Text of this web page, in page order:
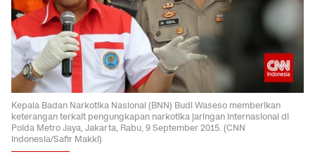
Kepala Badan Narkotika Nasional (BNN) Budi Waseso memberikan
keterangan terkait pengungkapan narkotika jaringan internasional di
Polda Metro Jaya, Jakarta, Rabu, 9 September 2015. (CNN
Indonesia/Safir Makki)